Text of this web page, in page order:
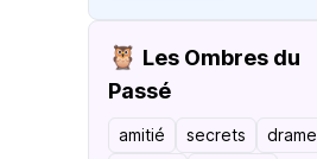
🦉 Les Ombres du
Passé
amitié secrets drame